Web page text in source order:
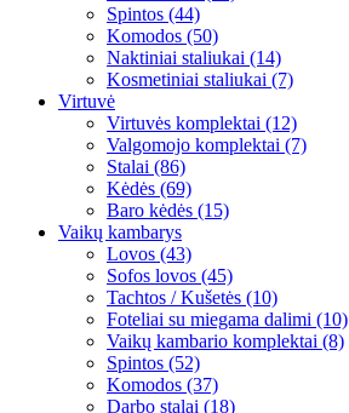
Spintos (44)
Komodos (50)
Naktiniai staliukai (14)
Kosmetiniai staliukai (7)
Virtuvė
Virtuvės komplektai (12)
Valgomojo komplektai (7)
Stalai (86)
Kėdės (69)
Baro kėdės (15)
Vaikų kambarys
Lovos (43)
Sofos lovos (45)
Tachtos / Kušetės (10)
Foteliai su miegama dalimi (10)
Vaikų kambario komplektai (8)
Spintos (52)
Komodos (37)
Darbo stalai (18)